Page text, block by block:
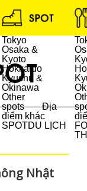
Tokyo
Osaka &
Kyoto
Hokkaido
Kyushu &
Okinawa
Other
spots
Địa
điểm khác
SPOTDU LỊCH
Nhật